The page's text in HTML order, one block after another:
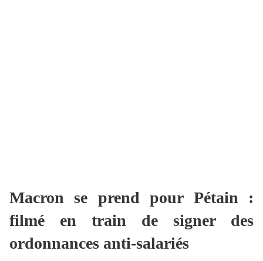
Macron se prend pour Pétain :
filmé en train de signer des
ordonnances anti-salariés